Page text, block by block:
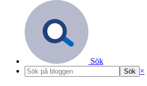
Sök
×